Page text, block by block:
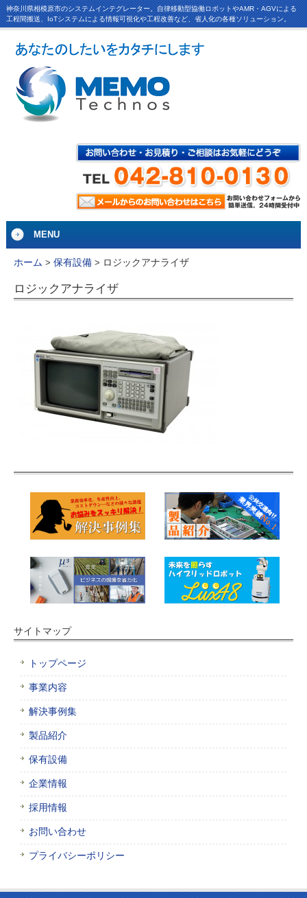
神奈川県相模原市のシステムインテグレーター。自律移動型協働ロボットやAMR・AGVによる
工程間搬送、IoTシステムによる情報可視化や工程改善など、省人化の各種ソリューション。
MENU
ホーム > 保有設備> ロジックアナライザ
ロジックアナライザ
サイトマップ
トップページ
事業内容
解決事例集
製品紹介
保有設備
企業情報
採用情報
お問い合わせ
プライバシーポリシー